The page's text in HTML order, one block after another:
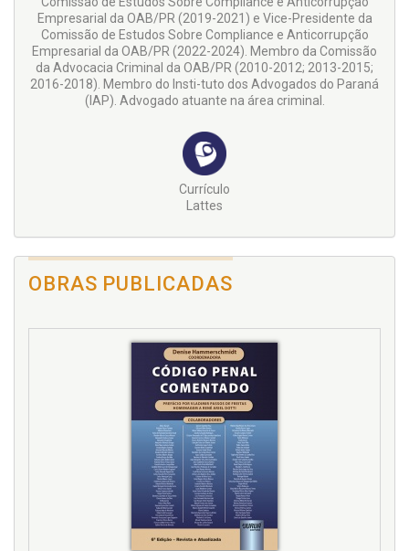
Empresarial da OAB/PR (2019-2021) e Vice-Presidente da
Comissão de Estudos Sobre Compliance e Anticorrupção
Empresarial da OAB/PR (2022-2024). Membro da Comissão
da Advocacia Criminal da OAB/PR (2010-2012; 2013-2015;
2016-2018). Membro do Insti-tuto dos Advogados do Paraná
(IAP). Advogado atuante na área criminal.
Currículo
Lattes
OBRAS PUBLICADAS